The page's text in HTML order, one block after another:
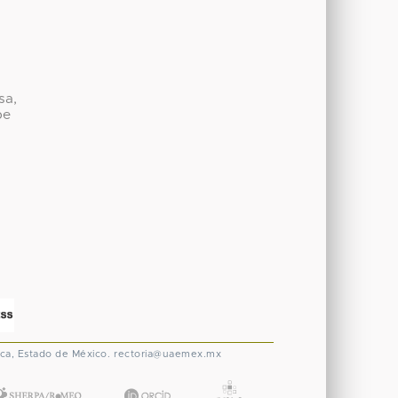
Estado de México. rectoria@uaemex.mx